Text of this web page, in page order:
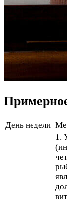
День недели
1.